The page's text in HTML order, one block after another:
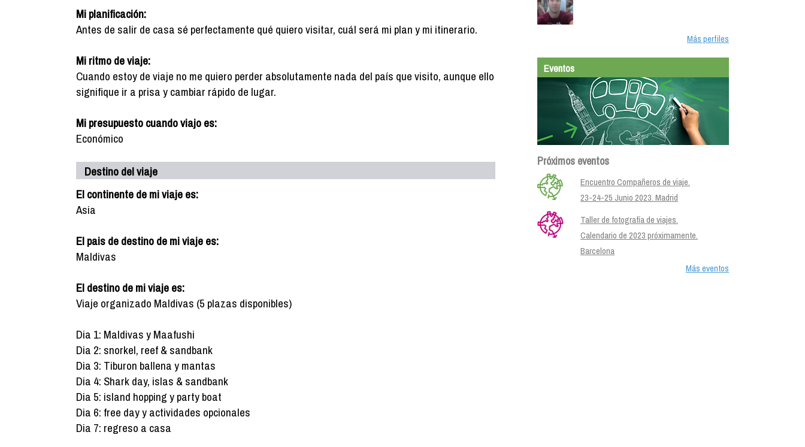
Mi planificación:
Antes de salir de casa sé perfectamente qué quiero visitar, cuál será mi plan y mi itinerario.
Mi ritmo de viaje:
Cuando estoy de viaje no me quiero perder absolutamente nada del país que visito, aunque ello
signifique ir a prisa y cambiar rápido de lugar.
Mi presupuesto cuando viajo es:
Económico
Destino del viaje
El continente de mi viaje es:
Asia
El pais de destino de mi viaje es:
Maldivas
El destino de mi viaje es:
Viaje organizado Maldivas (5 plazas disponibles)
Dia 1: Maldivas y Maafushi
Dia 2: snorkel, reef & sandbank
Dia 3: Tiburon ballena y mantas
Dia 4: Shark day, islas & sandbank
Dia 5: island hopping y party boat
Dia 6: free day y actividades opcionales
Dia 7: regreso a casa
Más perfiles
Eventos
Próximos eventos
Encuentro Compañeros de viaje.
23-24-25 Junio 2023. Madrid
Taller de fotografía de viajes.
Calendario de 2023 próximamente.
Barcelona
Más eventos